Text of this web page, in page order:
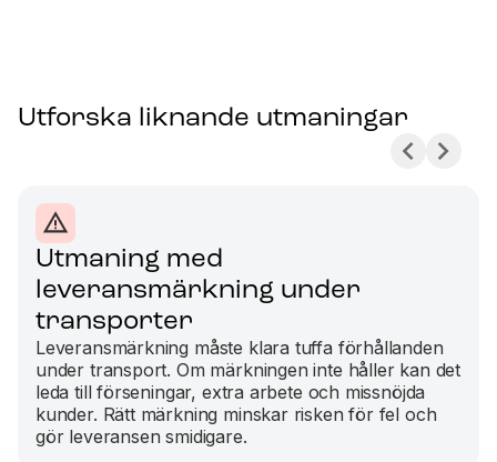
Utforska liknande utmaningar
Utmaning med
leveransmärkning under
transporter
Leveransmärkning måste klara tuffa förhållanden
under transport. Om märkningen inte håller kan det
leda till förseningar, extra arbete och missnöjda
kunder. Rätt märkning minskar risken för fel och
gör leveransen smidigare.